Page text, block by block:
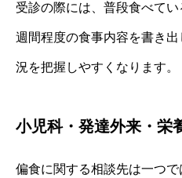
受診の際には、普段食べて
週間程度の食事内容を書き
況を把握しやすくなります。
小児科・発達外来・栄
偏食に関する相談先は一つで